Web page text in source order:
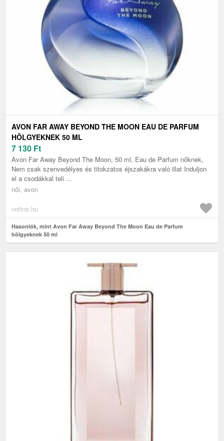
AVON FAR AWAY BEYOND THE MOON EAU DE PARFUM
HÖLGYEKNEK 50 ML
7 130 Ft
Avon Far Away Beyond The Moon, 50 ml, Eau de Parfum nőknek,
Nem csak szenvedélyes és titokzatos éjszakákra való illat Induljon
el a csodákkal teli ...
női, avon
notino.hu
Hasonlók, mint Avon Far Away Beyond The Moon Eau de Parfum
hölgyeknek 50 ml